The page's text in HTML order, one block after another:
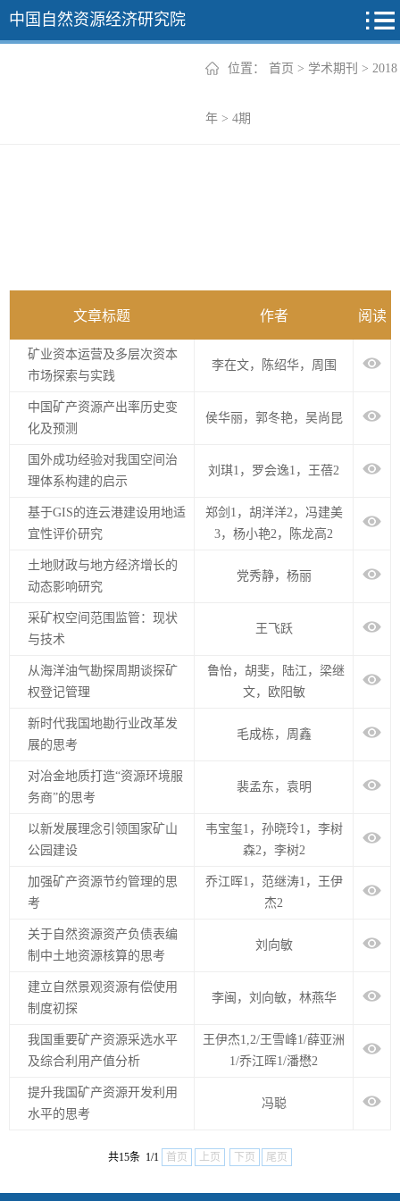
中国自然资源经济研究院
+
位置： 首页 > 学术期刊 > 2018
年 > 4期
文章标题 作者 阅读
矿业资本运营及多层次资本
市场探索与实践
李在文，陈绍华，周围
中国矿产资源产出率历史变
化及预测
侯华丽，郭冬艳，吴尚昆
国外成功经验对我国空间治
理体系构建的启示
刘琪1，罗会逸1，王蓓2
基于GIS的连云港建设用地适
宜性评价研究
郑剑1，胡洋洋2，冯建美
3，杨小艳2，陈龙高2
土地财政与地方经济增长的
动态影响研究
党秀静，杨丽
采矿权空间范围监管：现状
与技术
王飞跃
从海洋油气勘探周期谈探矿
权登记管理
鲁怡，胡斐，陆江，梁继
文，欧阳敏
新时代我国地勘行业改革发
展的思考
毛成栋，周鑫
对冶金地质打造“资源环境服
务商”的思考
裴孟东，袁明
以新发展理念引领国家矿山
公园建设
韦宝玺1，孙晓玲1，李树
森2，李树2
加强矿产资源节约管理的思
考
乔江晖1，范继涛1，王伊
杰2
关于自然资源资产负债表编
制中土地资源核算的思考
刘向敏
建立自然景观资源有偿使用
制度初探
李闽，刘向敏，林燕华
我国重要矿产资源采选水平
及综合利用产值分析
王伊杰1,2/王雪峰1/薛亚洲
1/乔江晖1/潘懋2
提升我国矿产资源开发利用
水平的思考
冯聪
共15条 1/1 首页 上页 下页 尾页